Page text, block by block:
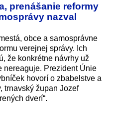
prenášanie reformy
nazval
obce a samosprávne
verejnej správy. Ich
že konkrétne návrhy už
nereaguje. Prezident Únie
hovorí o zbabelstve a
trnavský župan Jozef
dverí“.